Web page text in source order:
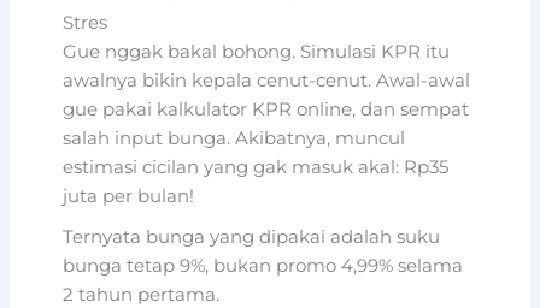
Stres
Gue nggak bakal bohong. Simulasi KPR itu
awalnya bikin kepala cenut-cenut. Awal-awal
gue pakai kalkulator KPR online, dan sempat
salah input bunga. Akibatnya, muncul
estimasi cicilan yang gak masuk akal: Rp35
juta per bulan!
Ternyata bunga yang dipakai adalah suku
bunga tetap 9%, bukan promo 4,99% selama
2 tahun pertama.